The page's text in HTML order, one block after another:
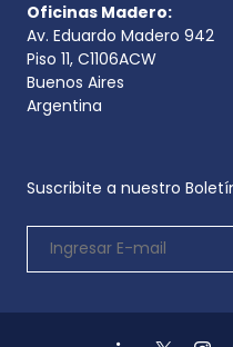
Oficinas Madero:
Av. Eduardo Madero 942
Piso 11, C1106ACW
Buenos Aires
Argentina
Suscribite a nuestro